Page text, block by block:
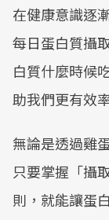
在健康意識逐
每日蛋白質攝
白質什麼時候
助我們更有效
無論是透過雞
只要掌握「攝
則，就能讓蛋